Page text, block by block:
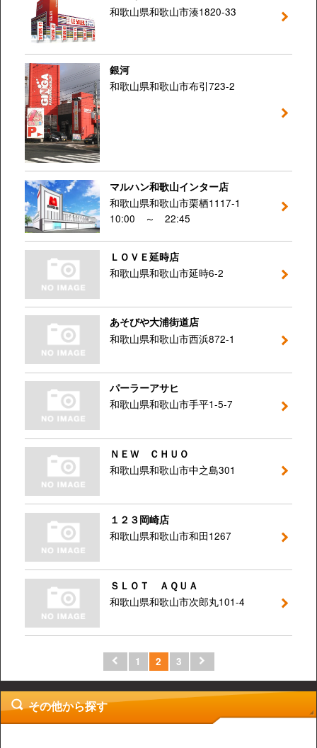
和歌山県和歌山市湊1820-33
銀河
和歌山県和歌山市布引723-2
マルハン和歌山インター店
和歌山県和歌山市栗栖1117-1
10:00 ～ 22:45
ＬＯＶＥ延時店
和歌山県和歌山市延時6-2
あそびや大浦街道店
和歌山県和歌山市西浜872-1
パーラーアサヒ
和歌山県和歌山市手平1-5-7
ＮＥＷ ＣＨＵＯ
和歌山県和歌山市中之島301
１２３岡崎店
和歌山県和歌山市和田1267
ＳＬＯＴ ＡＱＵＡ
和歌山県和歌山市次郎丸101-4
1 2 3
その他から探す